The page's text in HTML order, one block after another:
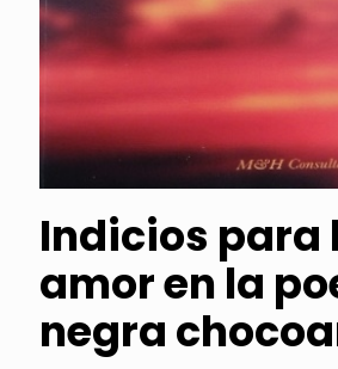
Indicios para
amor en la
negra